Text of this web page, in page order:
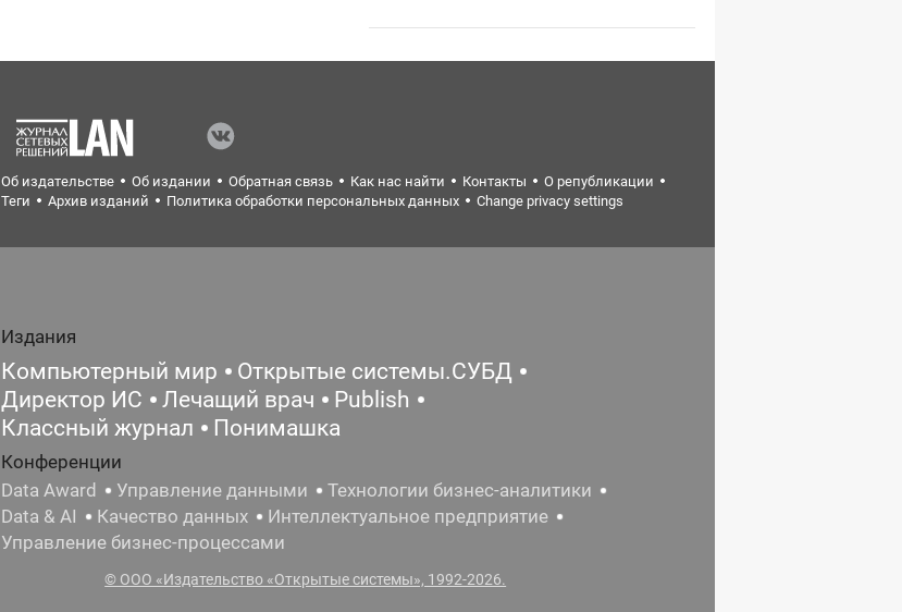
Об издательстве Об издании Обратная связь Как нас найти Контакты
О републикации
Теги
Архив изданий Политика обработки персональных данных Change privacy settings
Издания
Компьютерный мир
Открытые системы.СУБД
Директор ИС
Лечащий врач
Publish
Классный журнал
Понимашка
Конференции
Data Award
Управление данными
Технологии бизнес-аналитики
Data & AI
Качество данных
Интеллектуальное предприятие
Управление бизнес-процессами
© ООО «Издательство «Открытые системы», 1992-2026.